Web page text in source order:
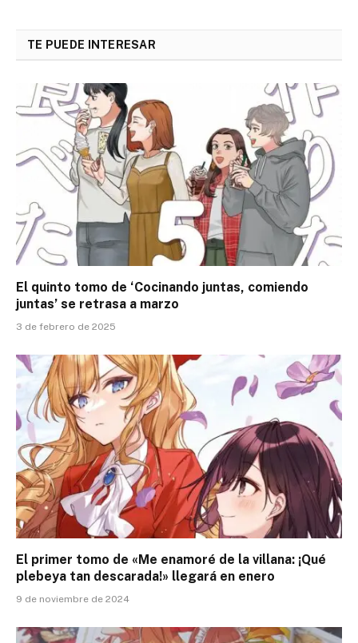
TE PUEDE INTERESAR
El quinto tomo de ‘Cocinando juntas, comiendo
juntas’ se retrasa a marzo
3 de febrero de 2025
El primer tomo de «Me enamoré de la villana: ¡Qué
plebeya tan descarada!» llegará en enero
9 de noviembre de 2024